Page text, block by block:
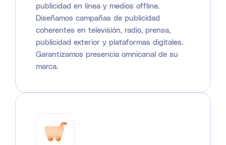
publicidad en línea y medios offline.
Diseñamos campañas de publicidad
coherentes en televisión, radio, prensa,
publicidad exterior y plataformas digitales.
Garantizamos presencia omnicanal de su
marca.